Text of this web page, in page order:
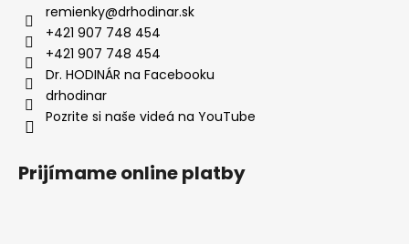
remienky@drhodinar.sk
+421 907 748 454
+421 907 748 454
Dr. HODINÁR na Facebooku
drhodinar
Pozrite si naše videá na YouTube
Prijímame online platby